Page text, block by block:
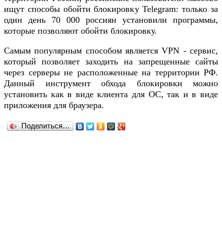
ищут способы обойти блокировку Telegram: только за
один день 70 000 россиян установили программы,
которые позволяют обойти блокировку.
Самым популярным способом является VPN - сервис,
который позволяет заходить на запрещенные сайты
через серверы не расположенные на территории РФ.
Данный инструмент обхода блокировки можно
установить как в виде клиента для ОС, так и в виде
приложения для браузера.
Поделиться…